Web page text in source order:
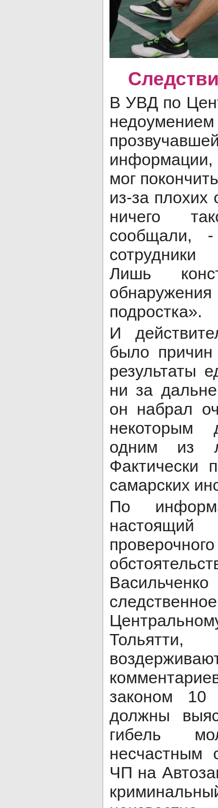
В УВД по
мог
из-за
ничего
сообщали,
Лишь
подростка».
И
было
результаты
ни за
он набрал
некоторым
одним из
Фактически
самарских
По
законом 10
должны
гибель
ЧП на